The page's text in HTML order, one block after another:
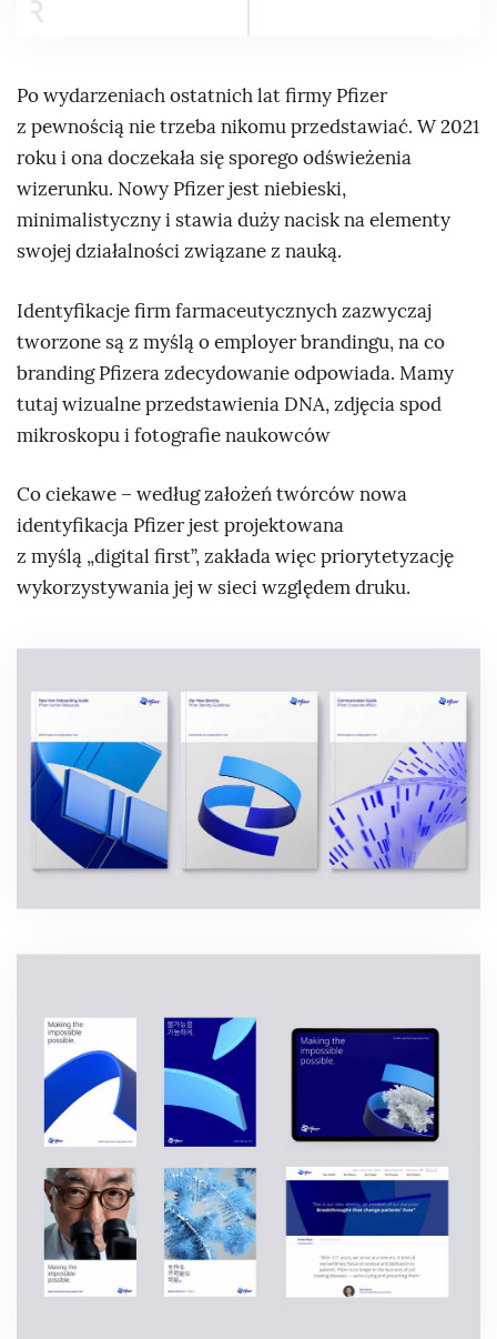
Po wydarzeniach ostatnich lat firmy Pfizer
z pewnością nie trzeba nikomu przedstawiać. W 2021
roku i ona doczekała się sporego odświeżenia
wizerunku. Nowy Pfizer jest niebieski,
minimalistyczny i stawia duży nacisk na elementy
swojej działalności związane z nauką.
Identyfikacje firm farmaceutycznych zazwyczaj
tworzone są z myślą o employer brandingu, na co
branding Pfizera zdecydowanie odpowiada. Mamy
tutaj wizualne przedstawienia DNA, zdjęcia spod
mikroskopu i fotografie naukowców
Co ciekawe – według założeń twórców nowa
identyfikacja Pfizer jest projektowana
z myślą „digital first”, zakłada więc priorytetyzację
wykorzystywania jej w sieci względem druku.